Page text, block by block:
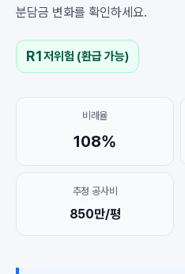
분담금 변화를 확인하세요.
R1저위험 (환급 가능)
비례율
108%
추정 공사비
850만/평